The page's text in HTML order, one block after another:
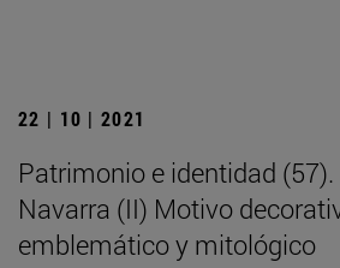
22 | 10 | 2021
Patrimonio e identidad (57).
Navarra (II) Motivo
emblemático y mitológico